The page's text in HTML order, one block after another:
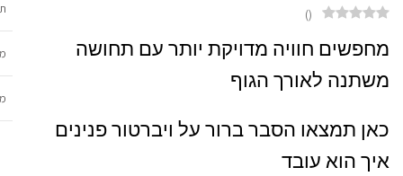
(
)
מחפשים חוויה מדויקת יותר עם תחושה
משתנה לאורך הגוף
כאן תמצאו הסבר ברור על ויברטור פנינים
איך הוא עובד